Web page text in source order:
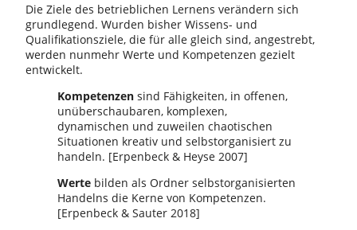
Die Ziele des betrieblichen Lernens verändern sich
grundlegend. Wurden bisher Wissens- und
Qualifikationsziele, die für alle gleich sind, angestrebt,
werden nunmehr Werte und Kompetenzen gezielt
entwickelt.
Kompetenzensind Fähigkeiten, in offenen,
unüberschaubaren, komplexen,
dynamischen und zuweilen chaotischen
Situationen kreativ und selbstorganisiert zu
handeln. [Erpenbeck & Heyse 2007]
Wertebilden als Ordner selbstorganisierten
Handelns die Kerne von Kompetenzen.
[Erpenbeck & Sauter 2018]